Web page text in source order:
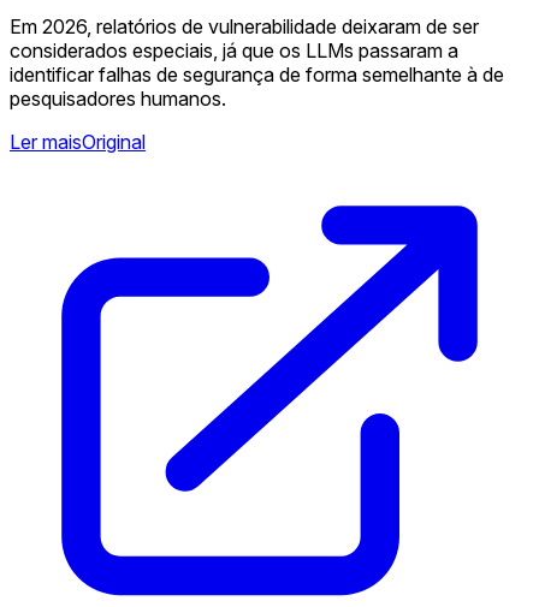
Em 2026, relatórios de vulnerabilidade deixaram de ser
considerados especiais, já que os LLMs passaram a
identificar falhas de segurança de forma semelhante à de
pesquisadores humanos.
Ler maisOriginal